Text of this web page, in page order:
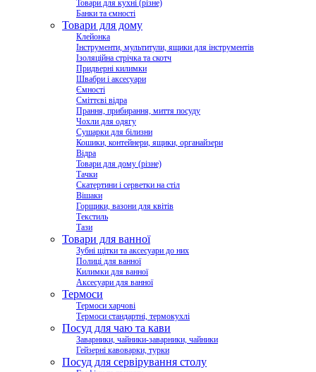
Товари для кухні (різне)
Банки та ємності
Товари для дому
Клейонка
Інструменти, мультитули, ящики для інструментів
Ізоляційна стрічка та скотч
Придверні килимки
Швабри і аксесуари
Ємності
Сміттєві відра
Прання, прибирання, миття посуду
Чохли для одягу
Сушарки для білизни
Кошики, контейнери, ящики, органайзери
Відра
Товари для дому (різне)
Тачки
Скатертини і серветки на стіл
Вішаки
Горщики, вазони для квітів
Текстиль
Тази
Товари для ванної
Зубні щітки та аксесуари до них
Полиці для ванної
Килимки для ванної
Аксесуари для ванної
Термоси
Термоси харчові
Термоси стандартні, термокухлі
Посуд для чаю та кави
Заварники, чайники-заварники, чайники
Гейзерні кавоварки, турки
Посуд для сервірування столу